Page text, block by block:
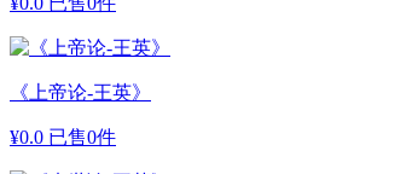
《上帝论-王英》
¥0.0 已售0件